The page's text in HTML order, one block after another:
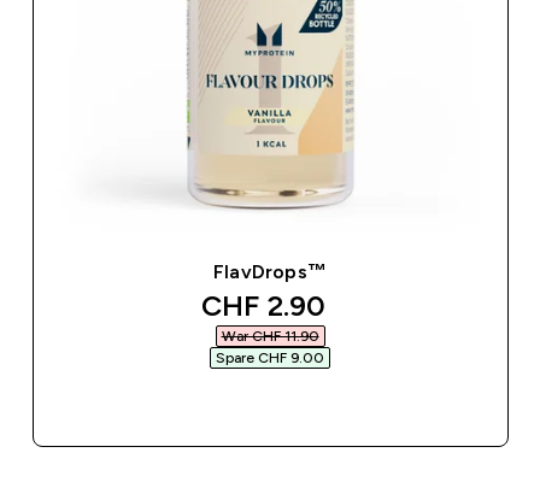
FlavDrops™
discounted price
CHF 2.90‎
War CHF 11.90‎
Spare CHF 9.00‎